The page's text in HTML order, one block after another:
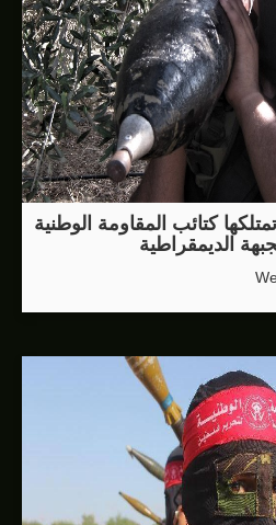
كتائب المقاومة الوطنية
الديمقراطية